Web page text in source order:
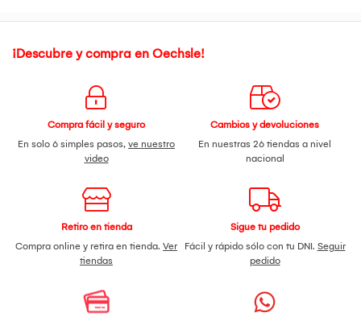
¡Descubre y compra en Oechsle!
Compra fácil y seguro
En solo 6 simples pasos, ve nuestro
video
Cambios y devoluciones
En nuestras 26 tiendas a nivel
nacional
Retiro en tienda
Compra online y retira en tienda. Ver
tiendas
Sigue tu pedido
Fácil y rápido sólo con tu DNI. Seguir
pedido